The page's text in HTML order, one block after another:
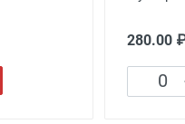
280.00